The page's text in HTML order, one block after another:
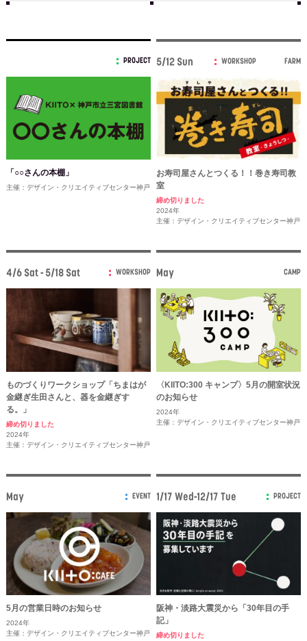
PROJECT
「○○さんの本棚」
主催：デザイン・クリエイティブセンター神戸
5/12 Sun WORKSHOP FARM
お寿司屋さんとつくる！！巻き寿司教
室
締め切りました
2024年
主催：デザイン・クリエイティブセンター神戸
4/6 Sat - 5/18 Sat WORKSHOP
ものづくりワークショップ「ちまはが
金継ぎ生田さんと、器を金継ぎす
る。」
締め切りました
2024年
主催：デザイン・クリエイティブセンター神戸
May CAMP
〈KIITO:300 キャンプ〉5月の開室状況
のお知らせ
2024年
主催：デザイン・クリエイティブセンター神戸
May EVENT
5月の営業日時のお知らせ
2024年
主催：デザイン・クリエイティブセンター神戸
1/17 Wed-12/17 Tue PROJECT
阪神・淡路大震災から「30年目の手
記」
締め切りました